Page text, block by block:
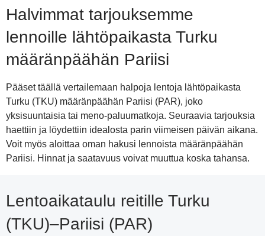
Halvimmat tarjouksemme
lennoille lähtöpaikasta Turku
määränpäähän Pariisi
Pääset täällä vertailemaan halpoja lentoja lähtöpaikasta
Turku (TKU) määränpäähän Pariisi (PAR), joko
yksisuuntaisia tai meno-paluumatkoja. Seuraavia tarjouksia
haettiin ja löydettiin idealosta parin viimeisen päivän aikana.
Voit myös aloittaa oman hakusi lennoista määränpäähän
Pariisi. Hinnat ja saatavuus voivat muuttua koska tahansa.
Lentoaikataulu reitille Turku
(TKU)–Pariisi (PAR)